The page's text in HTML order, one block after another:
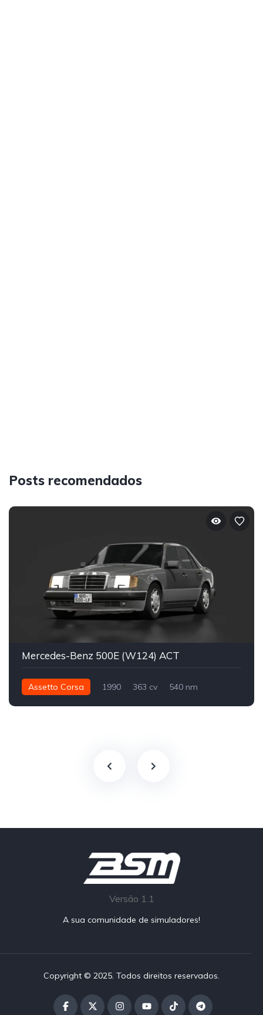
Posts recomendados
Mercedes-Benz 500E (W124) ACT
Assetto Corsa 1990 363 cv
540 nm
Versão 1.1
A sua comunidade de simuladores!
Copyright © 2025. Todos direitos reservados.